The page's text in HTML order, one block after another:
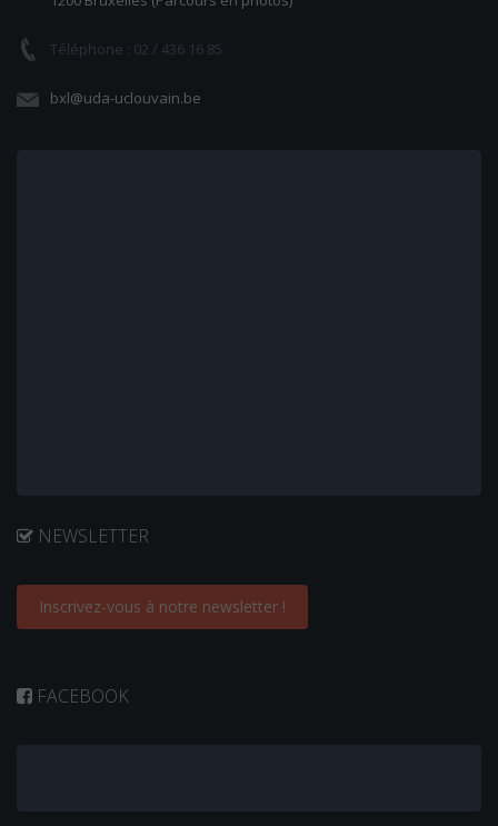
Téléphone : 02 / 436 16 85
bxl@uda-uclouvain.be
NEWSLETTER
Inscrivez-vous à notre newsletter !
FACEBOOK